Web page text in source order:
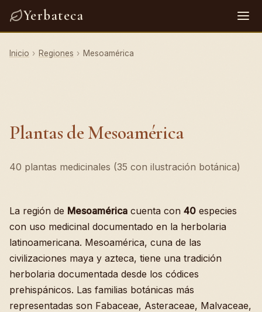
Yerbateca
Inicio › Regiones › Mesoamérica
Plantas de Mesoamérica
40 plantas medicinales (35 con ilustración botánica)
La región de Mesoamérica cuenta con 40 especies
con uso medicinal documentado en la herbolaria
latinoamericana. Mesoamérica, cuna de las
civilizaciones maya y azteca, tiene una tradición
herbolaria documentada desde los códices
prehispánicos. Las familias botánicas más
representadas son Fabaceae, Asteraceae, Malvaceae,